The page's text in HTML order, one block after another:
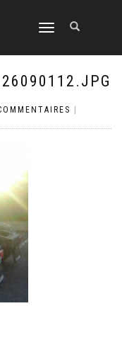
DÉPLIER
NAVIGATION